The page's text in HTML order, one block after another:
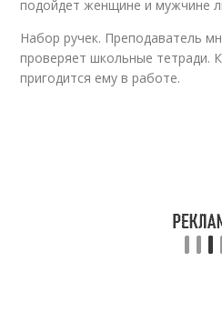
подойдет женщине и мужчине
Набор ручек. Преподаватель
проверяет школьные тетради.
пригодится ему в работе.